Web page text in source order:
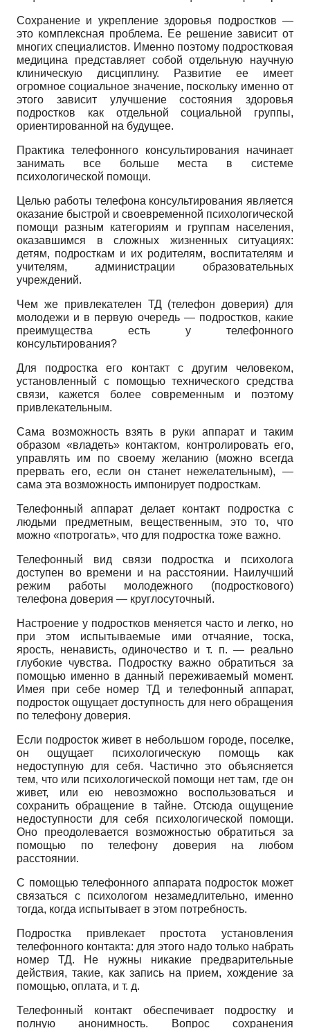
Сохранение и укрепление здоровья подростков —
это комплексная проблема. Ее решение зависит от
многих специалистов. Именно поэтому подростковая
медицина представляет собой отдельную научную
клиническую дисциплину. Развитие ее имеет
огромное социальное значение, поскольку именно от
этого зависит улучшение состояния здоровья
подростков как отдельной социальной группы,
ориентированной на будущее.
Практика телефонного консультирования начинает
занимать все больше места в системе
психологической помощи.
Целью работы телефона консультирования является
оказание быстрой и своевременной психологической
помощи разным категориям и группам населения,
оказавшимся в сложных жизненных ситуациях:
детям, подросткам и их родителям, воспитателям и
учителям, администрации образовательных
учреждений.
Чем же привлекателен ТД (телефон доверия) для
молодежи и в первую очередь — подростков, какие
преимущества есть у телефонного
консультирования?
Для подростка его контакт с другим человеком,
установленный с помощью технического средства
связи, кажется более современным и поэтому
привлекательным.
Сама возможность взять в руки аппарат и таким
образом «владеть» контактом, контролировать его,
управлять им по своему желанию (можно всегда
прервать его, если он станет нежелательным), —
сама эта возможность импонирует подросткам.
Телефонный аппарат делает контакт подростка с
людьми предметным, вещественным, это то, что
можно «потрогать», что для подростка тоже важно.
Телефонный вид связи подростка и психолога
доступен во времени и на расстоянии. Наилучший
режим работы молодежного (подросткового)
телефона доверия — круглосуточный.
Настроение у подростков меняется часто и легко, но
при этом испытываемые ими отчаяние, тоска,
ярость, ненависть, одиночество и т. п. — реально
глубокие чувства. Подростку важно обратиться за
помощью именно в данный переживаемый момент.
Имея при себе номер ТД и телефонный аппарат,
подросток ощущает доступность для него обращения
по телефону доверия.
Если подросток живет в небольшом городе, поселке,
он ощущает психологическую помощь как
недоступную для себя. Частично это объясняется
тем, что или психологической помощи нет там, где он
живет, или ею невозможно воспользоваться и
сохранить обращение в тайне. Отсюда ощущение
недоступности для себя психологической помощи.
Оно преодолевается возможностью обратиться за
помощью по телефону доверия на любом
расстоянии.
С помощью телефонного аппарата подросток может
связаться с психологом незамедлительно, именно
тогда, когда испытывает в этом потребность.
Подростка привлекает простота установления
телефонного контакта: для этого надо только набрать
номер ТД. Не нужны никакие предварительные
действия, такие, как запись на прием, хождение за
помощью, оплата, и т. д.
Телефонный контакт обеспечивает подростку и
полную анонимность. Вопрос сохранения